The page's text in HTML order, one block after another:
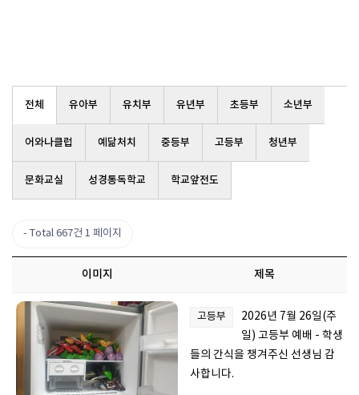
전체 유아부 유치부 유년부 초등부 소년부
어와나클럽 예닮처치 중등부 고등부 청년부
문화교실 성경통독학교 학교앞전도
Total 667건 1 페이지
이미지 제목
고등부
2026년 7월 26일(주
일) 고등부 예배 - 학생
들의 간식을 챙겨주신 선생님 감
사합니다.